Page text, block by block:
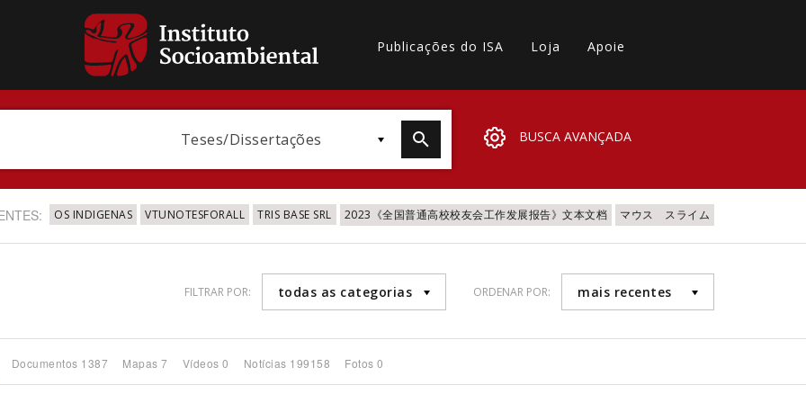
Publicações do ISA Loja Apoie
Teses/Dissertações BUSCA AVANÇADA
OS INDIGENAS VTUNOTESFORALL TRIS BASE SRL 2023《全国普通高校校友会工作发展报告》文本文档 マウス スライム
FILTRAR POR: todas as categorias ORDENAR POR: mais recentes
Documentos 1387 Mapas 7 Vídeos 0 Notícias 199158 Fotos 0